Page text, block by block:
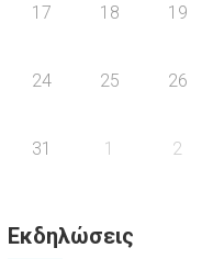
17 18 19
24 25 26
31 1 2
Εκδηλώσεις